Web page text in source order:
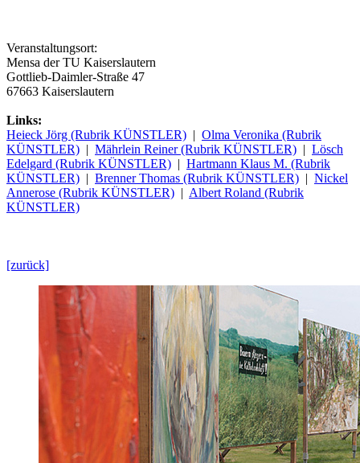
Veranstaltungsort:
Mensa der TU Kaiserslautern
Gottlieb-Daimler-Straße 47
67663 Kaiserslautern
Links:
Heieck Jörg (Rubrik KÜNSTLER) | Olma Veronika (Rubrik
KÜNSTLER) | Mährlein Reiner (Rubrik KÜNSTLER) | Lösch
Edelgard (Rubrik KÜNSTLER) | Hartmann Klaus M. (Rubrik
KÜNSTLER) | Brenner Thomas (Rubrik KÜNSTLER) | Nickel
Annerose (Rubrik KÜNSTLER) | Albert Roland (Rubrik
KÜNSTLER)
[zurück]